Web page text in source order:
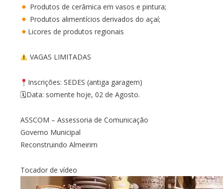
Produtos de cerâmica em vasos e pintura;
Produtos alimentícios derivados do açaí;
Licores de produtos regionais
VAGAS LIMITADAS
Inscrições: SEDES (antiga garagem)
🗓Data: somente hoje, 02 de Agosto.
ASSCOM – Assessoria de Comunicação
Governo Municipal
Reconstruindo Almeirim
Tocador de vídeo